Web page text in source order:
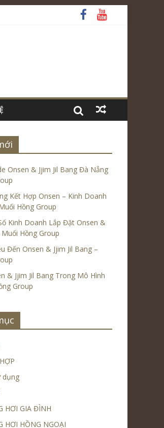
Onsen & Jjim Jil Bang Đà Nẵng
Kết Hợp Onsen – Kinh Doanh
Hồng Group
Kinh Doanh Lắp Đặt Onsen &
Muối Hồng Group
Đến Onsen & Jjim Jil Bang –
& Jjim Jil Bang Trong Mô Hình
Group
dụng
HƠI GIA ĐÌNH
HƠI HỒNG NGOẠI